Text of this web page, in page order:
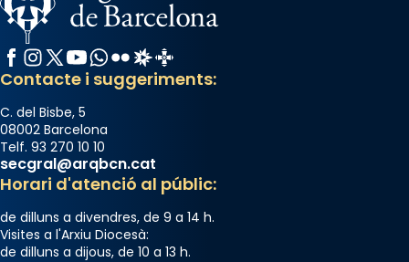
Facebook
Instagram
X / Twitter
YouTube
WhatsApp
FlickrRadio Estel
Catalunya Cristiana
Contacte i suggeriments:
C. del Bisbe, 5
08002 Barcelona
Telf. 93 270 10 10
secgral@arqbcn.cat
Horari d'atenció al públic:
de dilluns a divendres, de 9 a 14 h.
Visites a l'Arxiu Diocesà:
de dilluns a dijous, de 10 a 13 h.